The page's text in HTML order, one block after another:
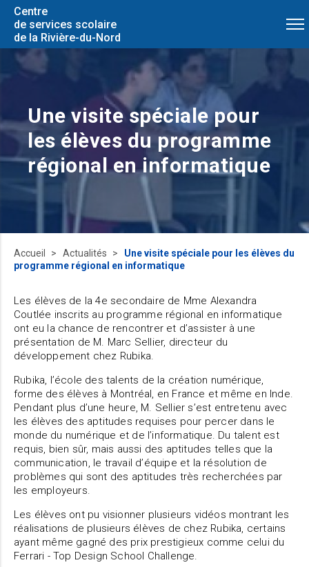
Centre
de services scolaire
de la Rivière-du-Nord
Une visite spéciale pour
les élèves du programme
régional en informatique
Accueil Actualités
Une visite spéciale pour les élèves du
programme régional en informatique
Les élèves de la 4e secondaire de Mme Alexandra
Coutlée inscrits au programme régional en informatique
ont eu la chance de rencontrer et d’assister à une
présentation de M. Marc Sellier, directeur du
développement chez Rubika.
Rubika, l’école des talents de la création numérique,
forme des élèves à Montréal, en France et même en Inde.
Pendant plus d’une heure, M. Sellier s’est entretenu avec
les élèves des aptitudes requises pour percer dans le
monde du numérique et de l’informatique. Du talent est
requis, bien sûr, mais aussi des aptitudes telles que la
communication, le travail d’équipe et la résolution de
problèmes qui sont des aptitudes très recherchées par
les employeurs.
Les élèves ont pu visionner plusieurs vidéos montrant les
réalisations de plusieurs élèves de chez Rubika, certains
ayant même gagné des prix prestigieux comme celui du
Ferrari - Top Design School Challenge.